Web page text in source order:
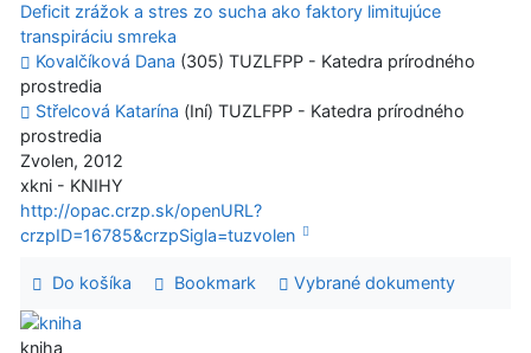
Deficit zrážok a stres zo sucha ako faktory limitujúce
transpiráciu smreka
Kovalčíková Dana (305) TUZLFPP - Katedra prírodného
prostredia
Střelcová Katarína (Iní) TUZLFPP - Katedra prírodného
prostredia
Zvolen, 2012
xkni - KNIHY
http://opac.crzp.sk/openURL?
crzpID=16785&crzpSigla=tuzvolen
Do košíka Bookmark Vybrané dokumenty
kniha